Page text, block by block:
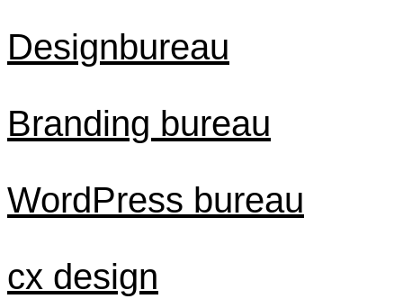
Designbureau
Branding bureau
WordPress bureau
cx design